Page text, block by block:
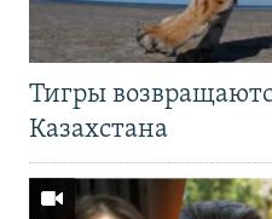
Тигры
Казахстана